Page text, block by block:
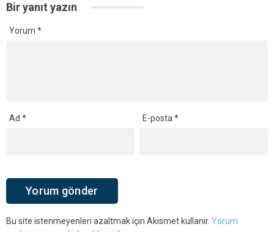
Bir yanıt yazın
Yorum *
Ad * E-posta*
Bu site istenmeyenleri azaltmak için Akismet kullanır. Yorum